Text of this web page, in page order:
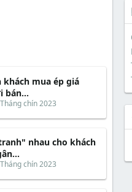
khách mua ép giá
bán...
chín 2023
nhau cho khách
chín 2023